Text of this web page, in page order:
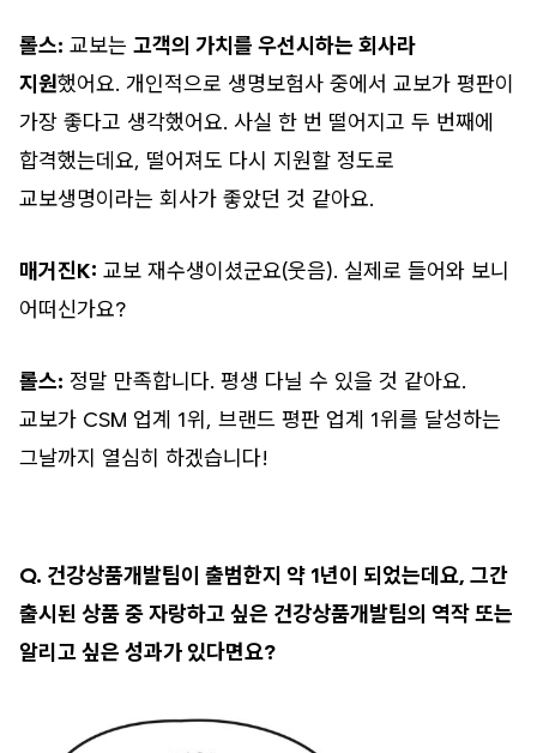
롤스: 교보는 고객의 가치를 우선시하는 회사라
지원했어요. 개인적으로 생명보험사 중에서 교보가 평판이
가장 좋다고 생각했어요. 사실 한 번 떨어지고 두 번째에
합격했는데요, 떨어져도 다시 지원할 정도로
교보생명이라는 회사가 좋았던 것 같아요.
매거진K: 교보 재수생이셨군요(웃음). 실제로 들어와 보니
어떠신가요?
롤스: 정말 만족합니다. 평생 다닐 수 있을 것 같아요.
교보가 CSM 업계 1위, 브랜드 평판 업계 1위를 달성하는
그날까지 열심히 하겠습니다!
Q. 건강상품개발팀이 출범한지 약 1년이 되었는데요, 그간
출시된 상품 중 자랑하고 싶은 건강상품개발팀의 역작 또는
알리고 싶은 성과가 있다면요?